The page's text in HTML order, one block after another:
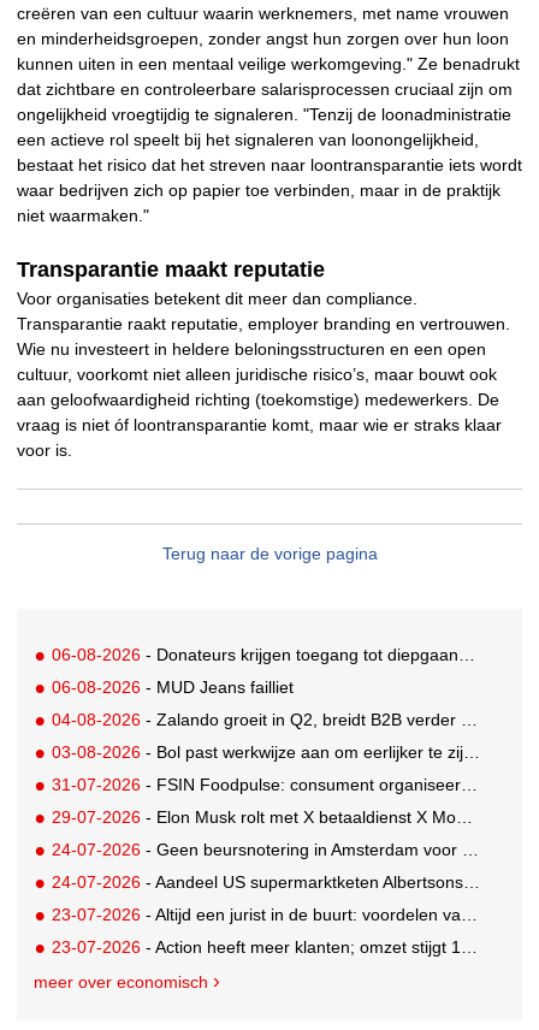
creëren van een cultuur waarin werknemers, met name vrouwen
en minderheidsgroepen, zonder angst hun zorgen over hun loon
kunnen uiten in een mentaal veilige werkomgeving." Ze benadrukt
dat zichtbare en controleerbare salarisprocessen cruciaal zijn om
ongelijkheid vroegtijdig te signaleren. "Tenzij de loonadministratie
een actieve rol speelt bij het signaleren van loonongelijkheid,
bestaat het risico dat het streven naar loontransparantie iets wordt
waar bedrijven zich op papier toe verbinden, maar in de praktijk
niet waarmaken."
Transparantie maakt reputatie
Voor organisaties betekent dit meer dan compliance.
Transparantie raakt reputatie, employer branding en vertrouwen.
Wie nu investeert in heldere beloningsstructuren en een open
cultuur, voorkomt niet alleen juridische risico’s, maar bouwt ook
aan geloofwaardigheid richting (toekomstige) medewerkers. De
vraag is niet óf loontransparantie komt, maar wie er straks klaar
voor is.
Terug naar de vorige pagina
06-08-2026 - Donateurs krijgen toegang tot diepgaandere informatie over goede doelen
06-08-2026 - MUD Jeans failliet
04-08-2026 - Zalando groeit in Q2, breidt B2B verder uit en innoveert met AI
03-08-2026 - Bol past werkwijze aan om eerlijker te zijn naar verkopers en consumenten
31-07-2026 - FSIN Foodpulse: consument organiseert eet- en koopgedrag bewuster
29-07-2026 - Elon Musk rolt met X betaaldienst X Money uit in VS: zorgen in Washington
24-07-2026 - Geen beursnotering in Amsterdam voor nieuw concern voedingsmerken Unilever
24-07-2026 - Aandeel US supermarktketen Albertsons daalt 21%. Volgt Ahold Delhaize?
23-07-2026 - Altijd een jurist in de buurt: voordelen van een landelijk bureau
23-07-2026 - Action heeft meer klanten; omzet stijgt 14% in eerste halfjaar naar 8,3 miljard
meer over economisch